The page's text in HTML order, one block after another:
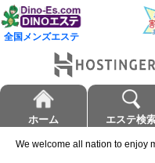
全国メンズエステ
ホーム エステ検
We welcome all nation to enjoy